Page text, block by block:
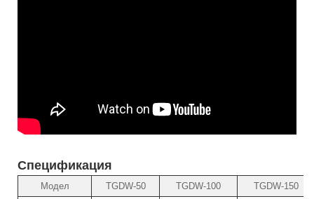
Спецификация
Модел TGDW-50 TGDW-100
TGDW-150